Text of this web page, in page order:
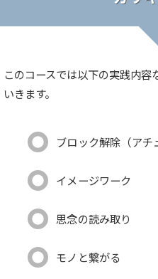
このコースでは以下の実践内
いきます。
ブロック解除（アチ
イメージワーク
思念の読み取り
モノと繋がる